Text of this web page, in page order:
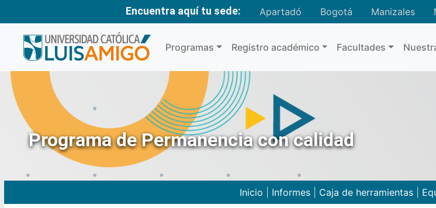
Encuentra aquí tu sede: Apartadó Bogotá Manizales
Programas Registro académico Facultades
Programa de Permanencia con calidad
Inicio Informes Caja de herramientas